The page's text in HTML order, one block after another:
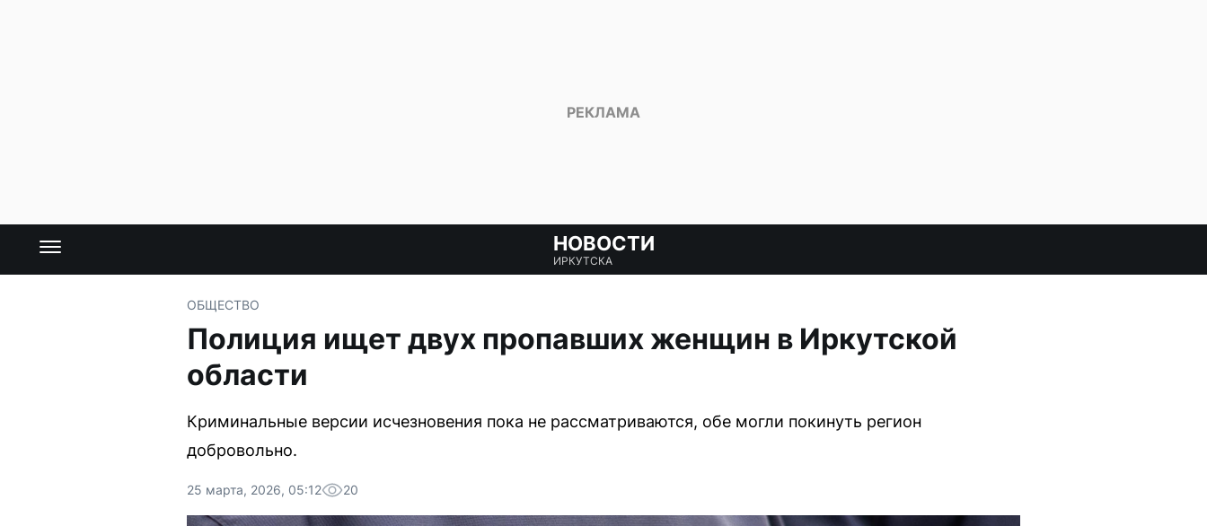
НОВОСТИ
ИРКУТСКА
ОБЩЕСТВО
Полиция ищет двух пропавших женщин в Иркутской
области
Криминальные версии исчезновения пока не рассматриваются, обе могли покинуть регион
добровольно.
25 марта, 2026, 05:12 20